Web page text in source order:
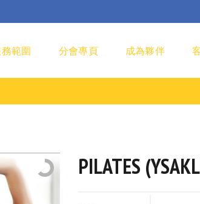
務範圍 分會專頁 成為夥伴
PILATES